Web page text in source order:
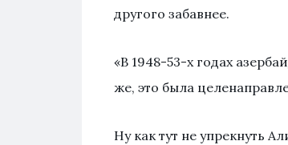
другого забавнее.
«В 1948-53-х годах
же, это была
Ну как тут не упрекнуть